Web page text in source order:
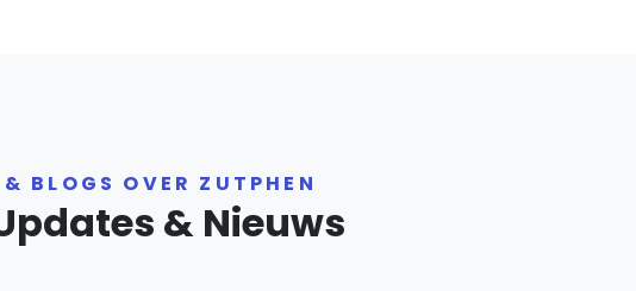
BLOGS OVER ZUTPHEN
& Nieuws